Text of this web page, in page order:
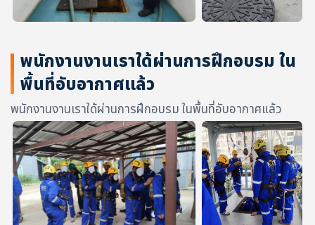
พนักงานงานเราใด้ผ่านการฝึกอบรม ใน
พื้นที่อับอากาศแล้ว
พนักงานงานเราใด้ผ่านการฝึกอบรม ในพื้นที่อับอากาศแล้ว